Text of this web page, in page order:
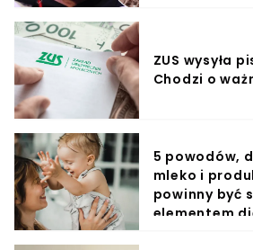
ZUS wysyła
Chodzi o
5 powodów,
mleko i
powinny być
elementem